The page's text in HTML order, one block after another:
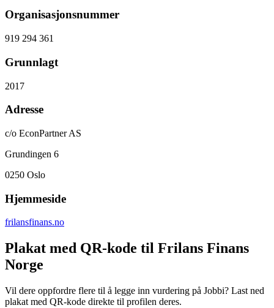
Organisasjonsnummer
919 294 361
Grunnlagt
2017
Adresse
c/o EconPartner AS
Grundingen 6
0250 Oslo
Hjemmeside
frilansfinans.no
Plakat med QR-kode til Frilans Finans
Norge
Vil dere oppfordre flere til å legge inn vurdering på Jobbi? Last ned
plakat med QR-kode direkte til profilen deres.